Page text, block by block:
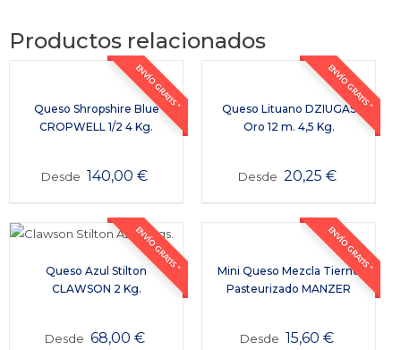
Productos relacionados
ENVÍO GRATIS *
Queso Shropshire Blue
CROPWELL 1/2 4 Kg.
Desde 140,00€
ENVÍO GRATIS *
Queso Lituano DZIUGAS
Oro 12 m. 4,5 Kg.
Desde 20,25 €
ENVÍO GRATIS *
Queso Azul Stilton
CLAWSON 2 Kg.
Desde 68,00 €
ENVÍO GRATIS *
Mini Queso Mezcla Tierno
Pasteurizado MANZER
Desde 15,60€